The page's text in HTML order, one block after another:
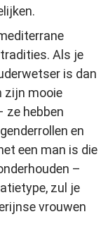
Als je
is dan
zijn mooie
ze hebben
en
een man is die
–
zul je
vrouwen